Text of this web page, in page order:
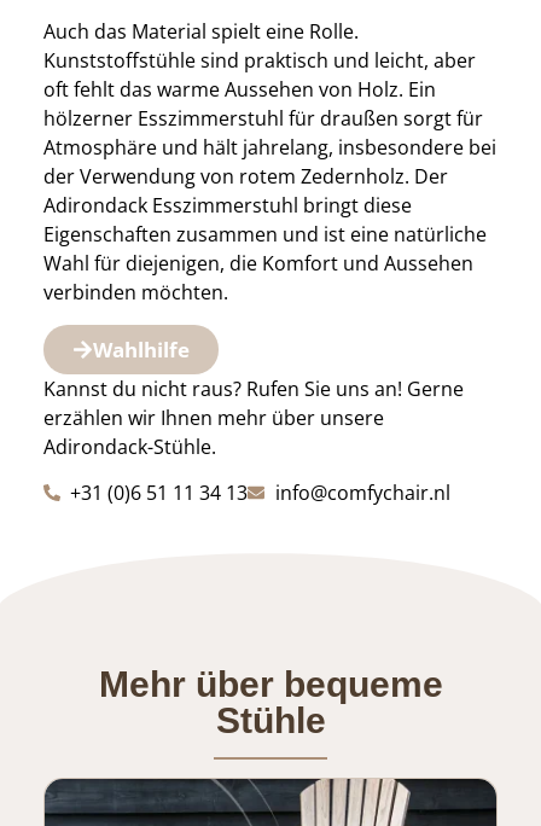
Auch das Material spielt eine Rolle.
Kunststoffstühle sind praktisch und leicht, aber
oft fehlt das warme Aussehen von Holz. Ein
hölzerner Esszimmerstuhl für draußen sorgt für
Atmosphäre und hält jahrelang, insbesondere bei
der Verwendung von rotem Zedernholz. Der
Adirondack Esszimmerstuhl bringt diese
Eigenschaften zusammen und ist eine natürliche
Wahl für diejenigen, die Komfort und Aussehen
verbinden möchten.
Wahlhilfe
Kannst du nicht raus? Rufen Sie uns an! Gerne
erzählen wir Ihnen mehr über unsere
Adirondack-Stühle.
+31 (0)6 51 11 34 13
info@comfychair.nl
Mehr über bequeme
Stühle